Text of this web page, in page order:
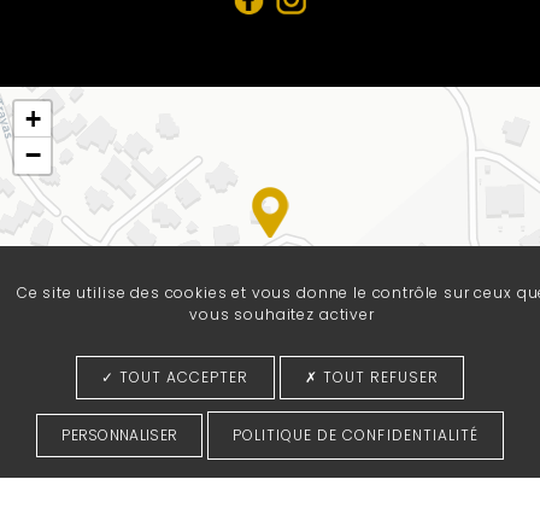
+
−
Liens utiles - Mentions légales -Plan du site
©2022-26 Docteur Antoine Lavie - Tous droits réservés -
Ce site utilise des cookies et vous donne le contrôle sur ceux
vous souhaitez activer
TOUT ACCEPTER TOUT REFUSER
PERSONNALISER POLITIQUE DE CONFIDENTIALITÉ